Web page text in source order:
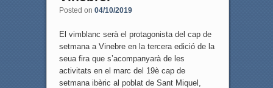
Posted on 04/10/2019
El vimblanc serà el protagonista del cap de
setmana a Vinebre en la tercera edició de la
seua fira que s’acompanyarà de les
activitats en el marc del 19è cap de
setmana ibèric al poblat de Sant Miquel,